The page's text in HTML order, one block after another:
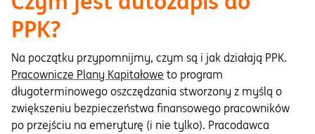
PPK?
Na początku przypomnijmy, czym są i jak działają PPK.
Pracownicze Plany Kapitałowe to program
długoterminowego oszczędzania stworzony z myślą o
zwiększeniu bezpieczeństwa finansowego pracowników
po przejściu na emeryturę (i nie tylko). Pracodawca